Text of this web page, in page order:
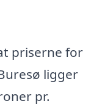
priserne for
ligger
pr.